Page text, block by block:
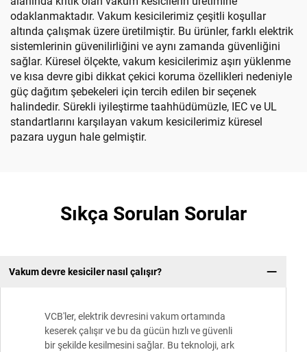
odaklanmaktadır. Vakum kesicilerimiz çeşitli koşullar
altında çalışmak üzere üretilmiştir. Bu ürünler, farklı elektrik
sistemlerinin güvenilirliğini ve aynı zamanda güvenliğini
sağlar. Küresel ölçekte, vakum kesicilerimiz aşırı yüklenme
ve kısa devre gibi dikkat çekici koruma özellikleri nedeniyle
güç dağıtım şebekeleri için tercih edilen bir seçenek
halindedir. Sürekli iyileştirme taahhüdümüzle, IEC ve UL
standartlarını karşılayan vakum kesicilerimiz küresel
pazara uygun hale gelmiştir.
Sıkça Sorulan Sorular
Vakum devre kesiciler nasıl çalışır?
VCB'ler, elektrik devresini vakum ortamında
keserek çalışır ve bu da gücün hızlı ve güvenli
bir şekilde kesilmesini sağlar. Bu teknoloji, ark